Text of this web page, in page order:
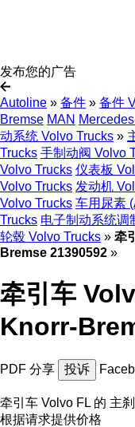
发布您的广告
Autoline » 备件 » 备件
Bremse MAN
动系统 Volvo Trucks »
Trucks 手制动阀 Volvo
Volvo Trucks 仪表板
Volvo Trucks 发动机
Volvo Trucks 车用尿素
Trucks 电子制动系统调
轮毂 Volvo Trucks » 牵
Bremse 21390592 »
牵引车
Knorr-
PDF 分享 投诉
牵引车 Volvo FL 的 主
根据请求提供价格